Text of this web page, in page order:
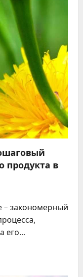
продукта в
– закономерный
его...